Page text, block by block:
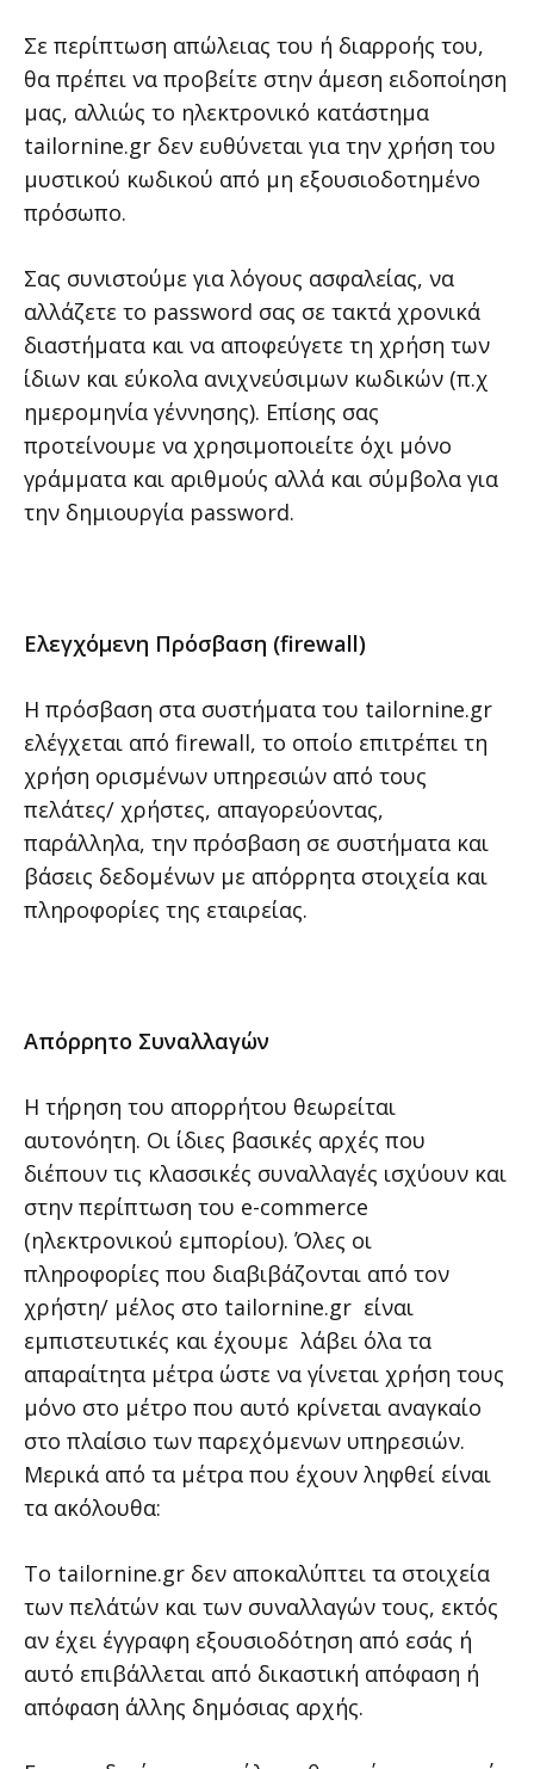
Σε περίπτωση απώλειας του ή διαρροής του,
θα πρέπει να προβείτε στην άμεση ειδοποίηση
μας, αλλιώς το ηλεκτρονικό κατάστημα
tailornine.gr δεν ευθύνεται για την χρήση του
μυστικού κωδικού από μη εξουσιοδοτημένο
πρόσωπο.
Σας συνιστούμε για λόγους ασφαλείας, να
αλλάζετε το password σας σε τακτά χρονικά
διαστήματα και να αποφεύγετε τη χρήση των
ίδιων και εύκολα ανιχνεύσιμων κωδικών (π.χ
ημερομηνία γέννησης). Επίσης σας
προτείνουμε να χρησιμοποιείτε όχι μόνο
γράμματα και αριθμούς αλλά και σύμβολα για
την δημιουργία password.
Ελεγχόμενη Πρόσβαση (firewall)
Η πρόσβαση στα συστήματα του tailornine.gr
ελέγχεται από firewall, το οποίο επιτρέπει τη
χρήση ορισμένων υπηρεσιών από τους
πελάτες/ χρήστες, απαγορεύοντας,
παράλληλα, την πρόσβαση σε συστήματα και
βάσεις δεδομένων με απόρρητα στοιχεία και
πληροφορίες της εταιρείας.
Απόρρητο Συναλλαγών
Η τήρηση του απορρήτου θεωρείται
αυτονόητη. Οι ίδιες βασικές αρχές που
διέπουν τις κλασσικές συναλλαγές ισχύουν και
στην περίπτωση του e-commerce
(ηλεκτρονικού εμπορίου). Όλες οι
πληροφορίες που διαβιβάζονται από τον
χρήστη/ μέλος στο tailornine.gr είναι
εμπιστευτικές και έχουμε λάβει όλα τα
απαραίτητα μέτρα ώστε να γίνεται χρήση τους
μόνο στο μέτρο που αυτό κρίνεται αναγκαίο
στο πλαίσιο των παρεχόμενων υπηρεσιών.
Μερικά από τα μέτρα που έχουν ληφθεί είναι
τα ακόλουθα:
Το tailornine.gr δεν αποκαλύπτει τα στοιχεία
των πελάτών και των συναλλαγών τους, εκτός
αν έχει έγγραφη εξουσιοδότηση από εσάς ή
αυτό επιβάλλεται από δικαστική απόφαση ή
απόφαση άλλης δημόσιας αρχής.